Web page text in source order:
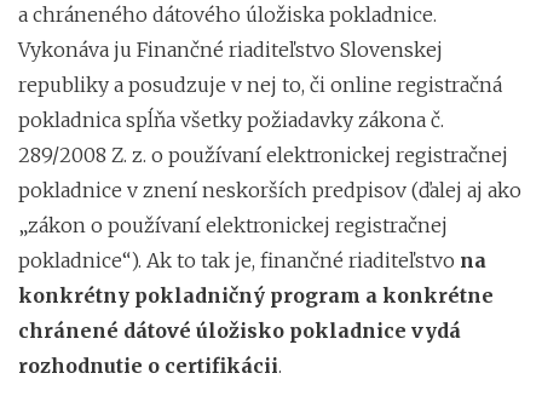
a chráneného dátového úložiska pokladnice.
Vykonáva ju Finančné riaditeľstvo Slovenskej
republiky a posudzuje v nej to, či online registračná
pokladnica spĺňa všetky požiadavky zákona č.
289/2008 Z. z. o používaní elektronickej registračnej
pokladnice v znení neskorších predpisov (ďalej aj ako
„zákon o používaní elektronickej registračnej
pokladnice“). Ak to tak je, finančné riaditeľstvo na
konkrétny pokladničný program a konkrétne
chránené dátové úložisko pokladnice vydá
rozhodnutie o certifikácii.